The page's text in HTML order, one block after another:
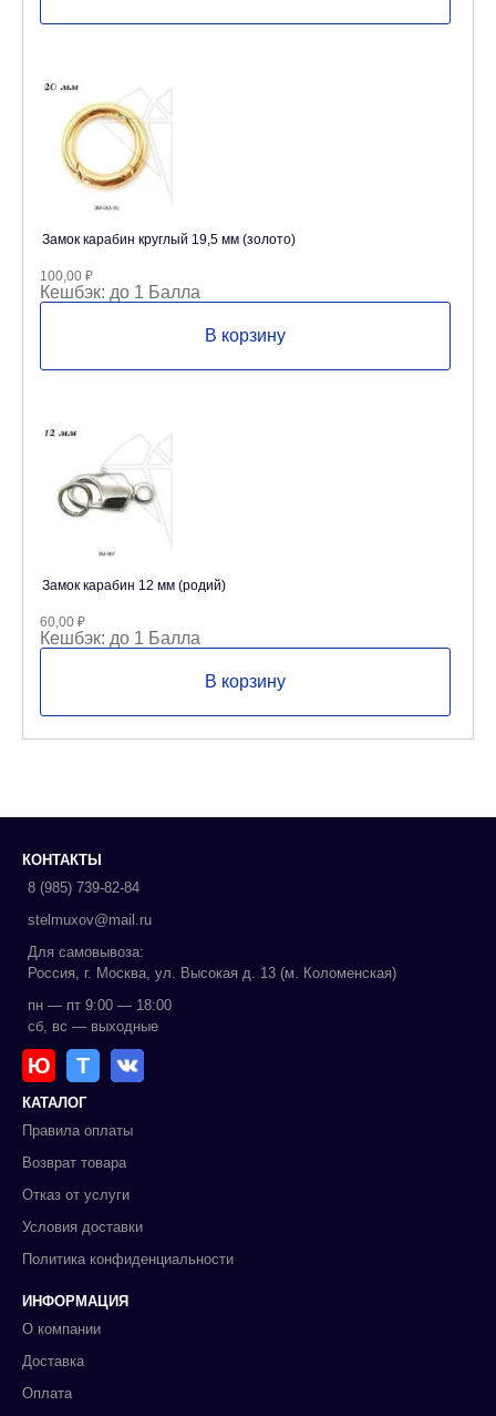
Замок карабин круглый 19,5 мм (золото)
100,00 ₽
Кешбэк: до 1 Балла
В корзину
Замок карабин 12 мм (родий)
60,00 ₽
Кешбэк: до 1 Балла
В корзину
КОНТАКТЫ
8 (985) 739-82-84
stelmuxov@mail.ru
Для самовывоза:
Россия, г. Москва, ул. Высокая д. 13 (м. Коломенская)
пн — пт 9:00 — 18:00
сб, вс — выходные
Ю Т
КАТАЛОГ
Правила оплаты
Возврат товара
Отказ от услуги
Условия доставки
Политика конфиденциальности
ИНФОРМАЦИЯ
О компании
Доставка
Оплата